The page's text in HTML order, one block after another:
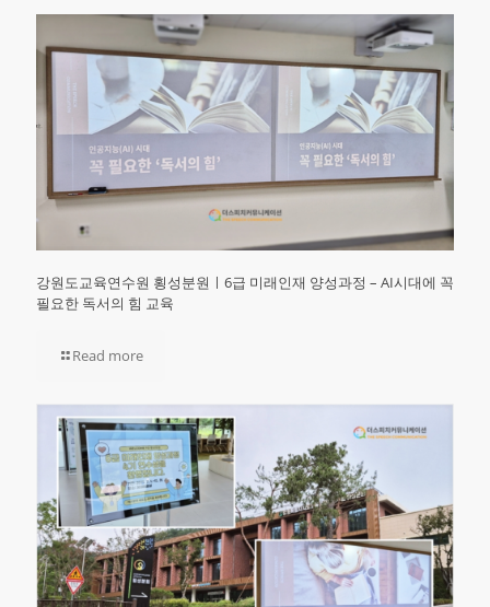
강원도교육연수원 횡성분원ㅣ6급 미래인재 양성과정 – AI시대에 꼭
필요한 독서의 힘 교육
Read more